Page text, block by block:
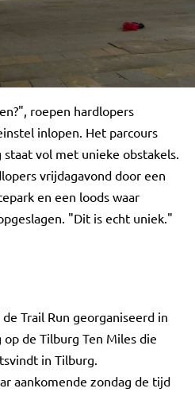
roepen hardlopers
inlopen. Het parcours
staat vol met unieke obstakels.
vrijdagavond door een
en een loods waar
"Dit is echt uniek."
Trail Run georganiseerd in
de Tilburg Ten Miles die
in Tilburg.
aankomende zondag de tijd